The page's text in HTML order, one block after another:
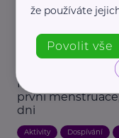
Reklama
Intimní témata, o
první
dni
Aktivity Dospívání
že používáte
Povolit vše